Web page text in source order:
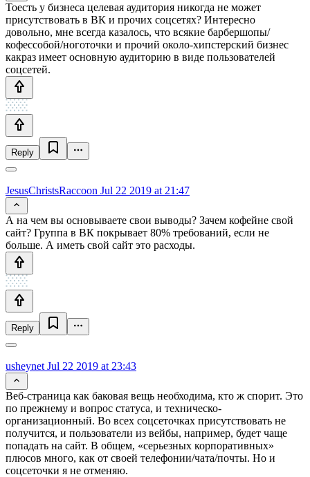
Тоесть у бизнеса целевая аудитория никогда не может
присутствовать в ВК и прочих соцсетях? Интересно
довольно, мне всегда казалось, что всякие барбершопы/
кофессобой/ноготочки и прочий около-хипстерский бизнес
какраз имеет основную аудиторию в виде пользователей
соцсетей.
Reply
JesusChristsRaccoon Jul 22 2019 at 21:47
А на чем вы основываете свои выводы? Зачем кофейне свой
сайт? Группа в ВК покрывает 80% требований, если не
больше. А иметь свой сайт это расходы.
Reply
usheynet Jul 22 2019 at 23:43
Веб-страница как баковая вещь необходима, кто ж спорит. Это
по прежнему и вопрос статуса, и техническо-
организационный. Во всех соцсеточках присутствовать не
получится, и пользователи из вейбы, например, будет чаще
попадать на сайт. В общем, «серьезных корпоративных»
плюсов много, как от своей телефонии/чата/почты. Но и
соцсеточки я не отменяю.